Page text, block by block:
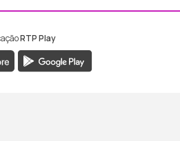
Madeira
RTP Play